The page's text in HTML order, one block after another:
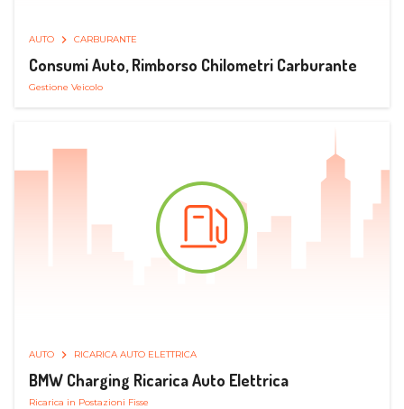
AUTO CARBURANTE
Consumi Auto, Rimborso Chilometri Carburante
Gestione Veicolo
AUTO RICARICA AUTO ELETTRICA
BMW Charging Ricarica Auto Elettrica
Ricarica in Postazioni Fisse